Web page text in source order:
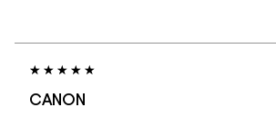
CANON